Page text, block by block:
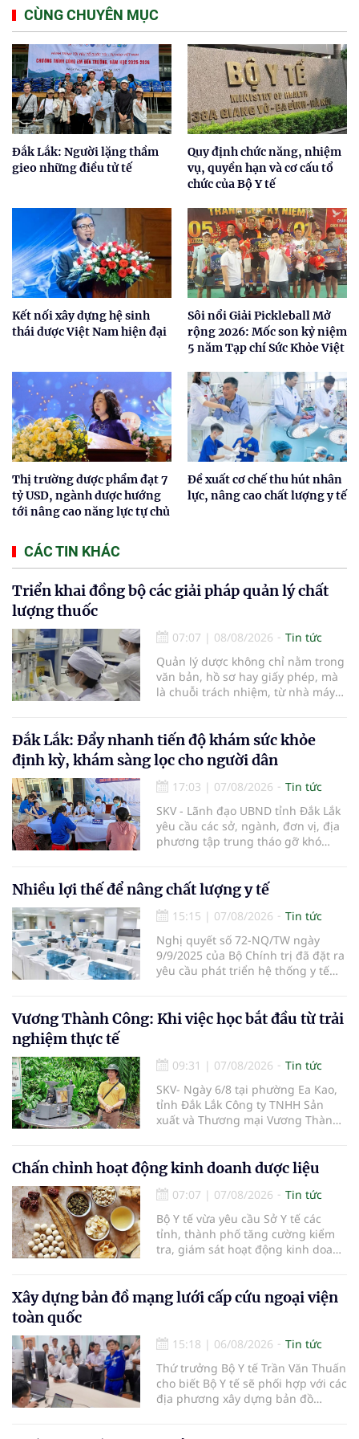
CÙNG CHUYÊN MỤC
Đắk Lắk: Người lặng thầm
gieo những điều tử tế
Quy định chức năng, nhiệm
vụ, quyền hạn và cơ cấu tổ
chức của Bộ Y tế
Kết nối xây dựng hệ sinh
thái dược Việt Nam hiện đại
Sôi nổi Giải Pickleball Mở
rộng 2026: Mốc son kỷ niệm
5 năm Tạp chí Sức Khỏe Việt
Thị trường dược phẩm đạt 7
tỷ USD, ngành dược hướng
tới nâng cao năng lực tự chủ
Đề xuất cơ chế thu hút nhân
lực, nâng cao chất lượng y tế
CÁC TIN KHÁC
Triển khai đồng bộ các giải pháp quản lý chất
lượng thuốc
07:07 | 08/08/2026
Tin tức
Quản lý dược không chỉ nằm trong
văn bản, hồ sơ hay giấy phép, mà
là chuỗi trách nhiệm, từ nhà máy
bệnh... Ngành y tế từng bước tiêu
chuẩn hóa, quy chuẩn hóa và hội
nhập quốc tế nhằm giúp cho
người dân tiếp cận thuốc an toàn,
chất lượng, hiệu quả và giá hợp lý.
Đắk Lắk: Đẩy nhanh tiến độ khám sức khỏe
định kỳ, khám sàng lọc cho người dân
17:03 | 07/08/2026
Tin tức
SKV - Lãnh đạo UBND tỉnh Đắk Lắk
yêu cầu các sở, ngành, đơn vị, địa
phương tập trung tháo gỡ khó
sàng lọc cho 100% người dân trên
địa bàn tỉnh trong tháng 10/2026.
Nhiều lợi thế để nâng chất lượng y tế
15:15 | 07/08/2026
Tin tức
Nghị quyết số 72-NQ/TW ngày
9/9/2025 của Bộ Chính trị đã đặt ra
yêu cầu phát triển hệ thống y tế
Vương Thành Công: Khi việc học bắt đầu từ trải
nghiệm thực tế
09:31 | 07/08/2026
Tin tức
SKV- Ngày 6/8 tại phường Ea Kao,
tỉnh Đắk Lắk Công ty TNHH Sản
xuất và Thương mại Vương Thành
tham gia của các chủ doanh
nghiệp, chủ quán cà phê, hợp tác
xã, người làm nông nghiệp và
những người yêu thích cà phê.
Chấn chỉnh hoạt động kinh doanh dược liệu
07:07 | 07/08/2026
Tin tức
Bộ Y tế vừa yêu cầu Sở Y tế các
tỉnh, thành phố tăng cường kiểm
tra, giám sát hoạt động kinh doanh
Xây dựng bản đồ mạng lưới cấp cứu ngoại viện
toàn quốc
15:18 | 06/08/2026
Tin tức
Thứ trưởng Bộ Y tế Trần Văn Thuấn
cho biết Bộ Y tế sẽ phối hợp với các
địa phương xây dựng bản đồ